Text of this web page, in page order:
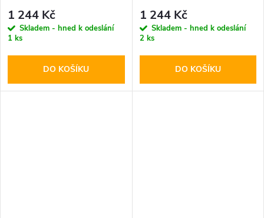
Gray
1 244 Kč
Skladem - hned k odeslání
1 ks
DO KOŠÍKU
Orange
1 244 Kč
Skladem - hned k odeslání
2 ks
DO KOŠÍKU